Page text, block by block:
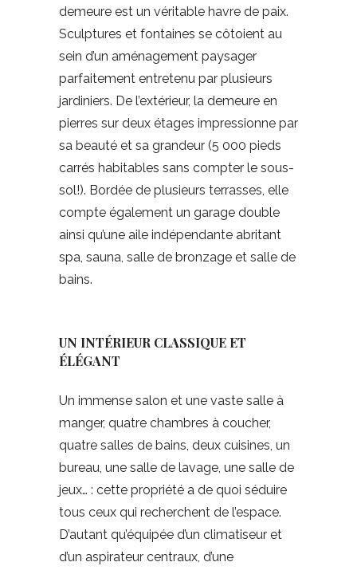
demeure est un véritable havre de paix.
Sculptures et fontaines se côtoient au
sein d’un aménagement paysager
parfaitement entretenu par plusieurs
jardiniers. De l’extérieur, la demeure en
pierres sur deux étages impressionne par
sa beauté et sa grandeur (5 000 pieds
carrés habitables sans compter le sous-
sol!). Bordée de plusieurs terrasses, elle
compte également un garage double
ainsi qu’une aile indépendante abritant
spa, sauna, salle de bronzage et salle de
bains.
UN INTÉRIEUR CLASSIQUE ET
ÉLÉGANT
Un immense salon et une vaste salle à
manger, quatre chambres à coucher,
quatre salles de bains, deux cuisines, un
bureau, une salle de lavage, une salle de
jeux… : cette propriété a de quoi séduire
tous ceux qui recherchent de l’espace.
D’autant qu’équipée d’un climatiseur et
d’un aspirateur centraux, d’une